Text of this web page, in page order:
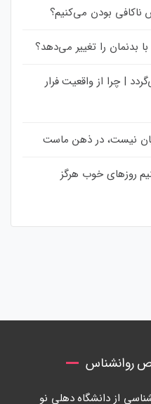
ناکافی بودن می‌کنیم؟
بدنمان را تغییر می‌دهد؟
| چرا از واقعیت فرار
نیست، در ذهن ماست
روزهای خوب هرگز
روانشناس
از دانشگاه دهلی نو